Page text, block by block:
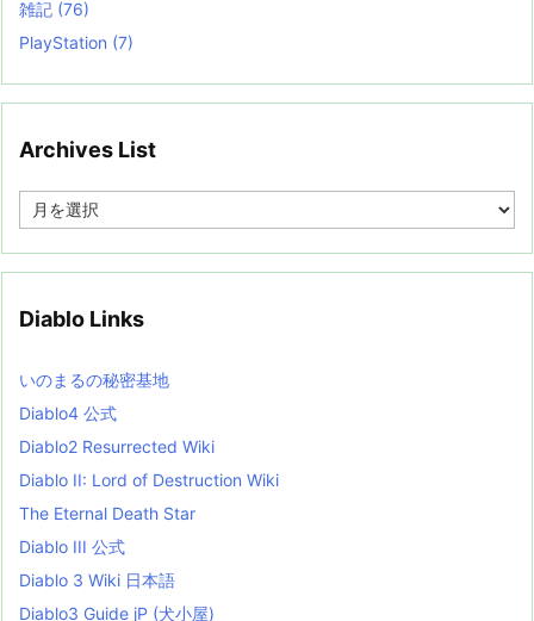
雑記 (76)
PlayStation (7)
Archives List
e
i
s
t
Diablo Links
いのまるの秘密基地
Diablo4 公式
Diablo2 Resurrected Wiki
Diablo II: Lord of Destruction Wiki
The Eternal Death Star
Diablo III 公式
Diablo 3 Wiki 日本語
Diablo3 Guide jP (犬小屋)